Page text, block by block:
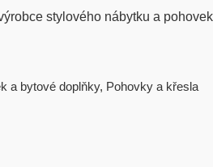
stylového nábytku a
a bytové doplňky, Pohovky a křesla